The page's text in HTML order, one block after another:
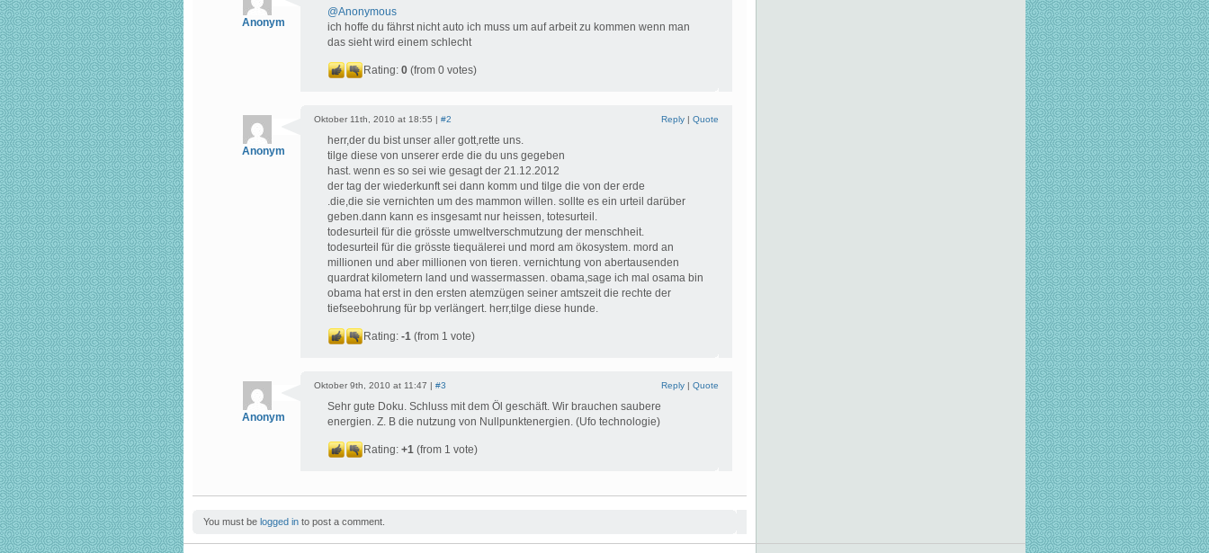
Anonym
@Anonymous
ich hoffe du fährst nicht auto ich muss um auf arbeit zu kommen wenn man
das sieht wird einem schlecht
Rating: 0 (from 0 votes)
Anonym
Oktober 11th, 2010 at 18:55 | #2 Reply | Quote
herr,der du bist unser aller gott,rette uns.
tilge diese von unserer erde die du uns gegeben
hast. wenn es so sei wie gesagt der 21.12.2012
der tag der wiederkunft sei dann komm und tilge die von der erde
.die,die sie vernichten um des mammon willen. sollte es ein urteil darüber
geben.dann kann es insgesamt nur heissen, totesurteil.
todesurteil für die grösste umweltverschmutzung der menschheit.
todesurteil für die grösste tiequälerei und mord am ökosystem. mord an
millionen und aber millionen von tieren. vernichtung von abertausenden
quardrat kilometern land und wassermassen. obama,sage ich mal osama bin
obama hat erst in den ersten atemzügen seiner amtszeit die rechte der
tiefseebohrung für bp verlängert. herr,tilge diese hunde.
Rating: -1 (from 1 vote)
Anonym
Oktober 9th, 2010 at 11:47 | #3 Reply | Quote
Sehr gute Doku. Schluss mit dem Öl geschäft. Wir brauchen saubere
energien. Z. B die nutzung von Nullpunktenergien. (Ufo technologie)
Rating: +1 (from 1 vote)
You must be logged in to post a comment.